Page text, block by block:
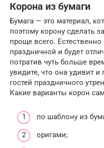
Корона из бумаги
Бумага — это материал,
поэтому корону сделать
проще всего. Естественно
праздничной и будет
потратив чуть больше
увидите, что она удивит
гостей праздничного
Какие варианты корон
по шаблону из
оригами;